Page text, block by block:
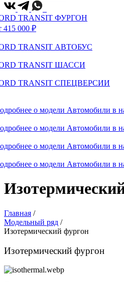
TRANSIT ФУРГОН
415 000 ₽
TRANSIT АВТОБУС
TRANSIT ШАССИ
TRANSIT СПЕЦВЕРСИИ
о модели Автомобили в
о модели Автомобили в
о модели Автомобили в
о модели Автомобили в
Главная /
Модельный ряд /
Изотермический фургон
Изотермический фургон